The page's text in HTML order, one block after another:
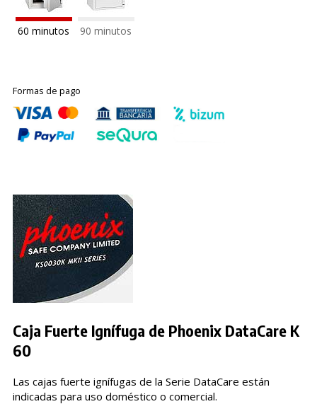
60 minutos 90 minutos
Formas de pago
Caja Fuerte Ignífuga de Phoenix DataCare K
60
Las cajas fuerte ignífugas de la Serie DataCare están
indicadas para uso doméstico o comercial.